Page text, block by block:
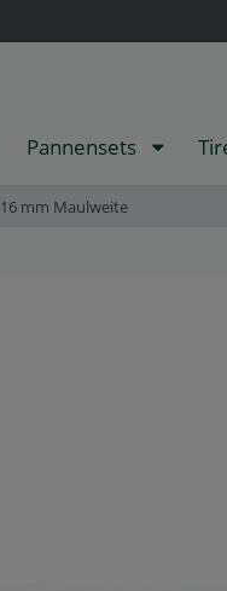
Pannensets
mm Maulweite